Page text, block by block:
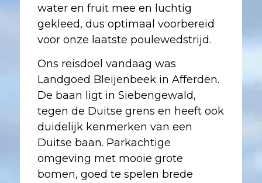
water en fruit mee en luchtig
gekleed, dus optimaal voorbereid
voor onze laatste poulewedstrijd.
Ons reisdoel vandaag was
Landgoed Bleijenbeek in Afferden.
De baan ligt in Siebengewald,
tegen de Duitse grens en heeft ook
duidelijk kenmerken van een
Duitse baan. Parkachtige
omgeving met mooie grote
bomen, goed te spelen brede